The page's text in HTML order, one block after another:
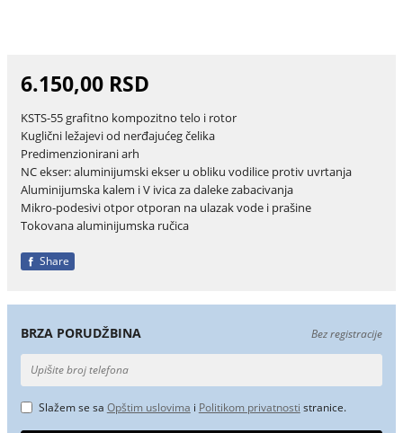
6.150,00 RSD
KSTS-55 grafitno kompozitno telo i rotor
Kuglični ležajevi od nerđajućeg čelika
Predimenzionirani arh
NC ekser: aluminijumski ekser u obliku vodilice protiv uvrtanja
Aluminijumska kalem i V ivica za daleke zabacivanja
Mikro-podesivi otpor otporan na ulazak vode i prašine
Tokovana aluminijumska ručica
Share
BRZA PORUDŽBINA Bez registracije
Slažem se sa Opštim uslovima i Politikom privatnosti stranice.